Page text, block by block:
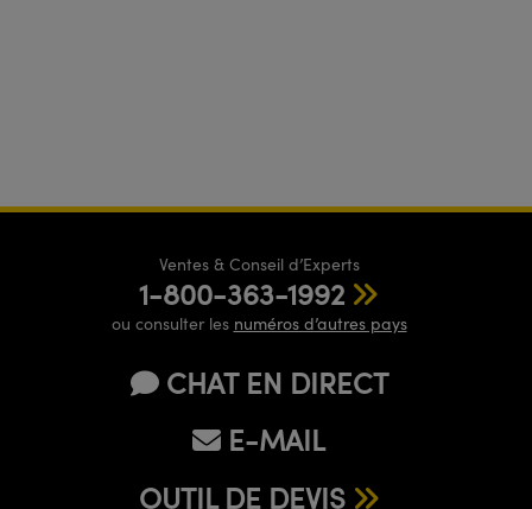
Ventes & Conseil d’Experts
1-800-363-1992
ou consulter les numéros d’autres pays
CHAT EN DIRECT
E-MAIL
OUTIL DE DEVIS